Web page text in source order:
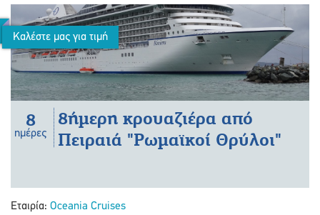
Καλέστε μας για τιμή
8
ημέρες
8ήμερη κρουαζιέρα από
Πειραιά "Ρωμαϊκοί Θρύλοι"
Εταιρία: Oceania Cruises